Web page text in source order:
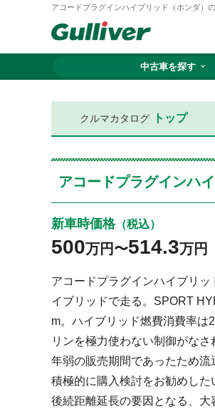
アコードプラグインハイブリッド（ホンダ）
中古車を探す
クルマカタログ トップ
アコードプラグインハ
新車時価格（税込）
500万円〜514.3万円
アコードプラグインハイブリ
イブリッドで走る。SPORT
m。ハイブリッド燃費消費率は
リンを極力使わない制御がな
年弱の販売期間であったため
積極的に購入検討をお勧めした
後続距離延長の要因となる、